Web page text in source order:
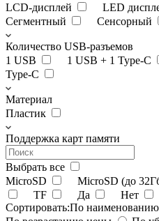
LCD-дисплей
LED
Сегментный
Сенсорный
Количество USB-разъемов
1 USB
1 USB + 1 Type-C
Type-C
Материал
Пластик
Поддержка карт памяти
Выбрать все
MicroSD
MicroSD (до
TF
Да
Нет
Сортировать:По наименованию